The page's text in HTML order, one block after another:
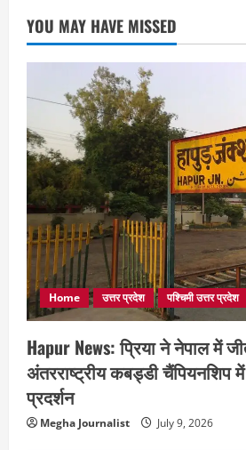
YOU MAY HAVE MISSED
Home उत्तर प्रदेश पश्चिमी उत्तर प्रदेश
Hapur News: प्रिया ने नेपाल में
अंतरराष्ट्रीय कबड्डी चैंपियनशिप
प्रदर्शन
Megha Journalist July 9, 2026